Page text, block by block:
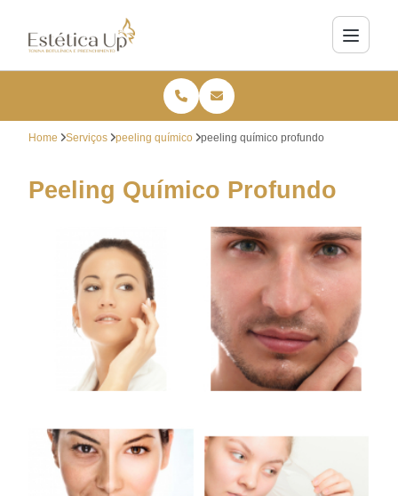
Home Serviços peeling químico peeling químico profundo
Peeling Químico Profundo